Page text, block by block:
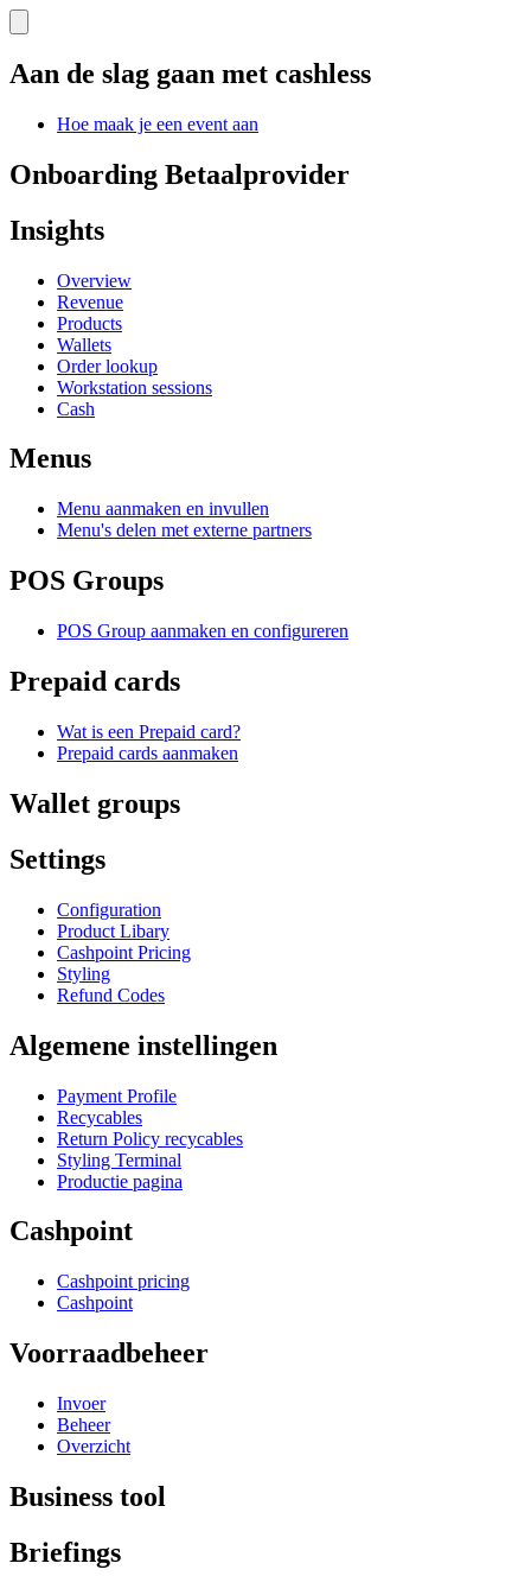
Aan de slag gaan met cashless
Hoe maak je een event aan
Onboarding Betaalprovider
Insights
Overview
Revenue
Products
Wallets
Order lookup
Workstation sessions
Cash
Menus
Menu aanmaken en invullen
Menu's delen met externe partners
POS Groups
POS Group aanmaken en configureren
Prepaid cards
Wat is een Prepaid card?
Prepaid cards aanmaken
Wallet groups
Settings
Configuration
Product Libary
Cashpoint Pricing
Styling
Refund Codes
Algemene instellingen
Payment Profile
Recycables
Return Policy recycables
Styling Terminal
Productie pagina
Cashpoint
Cashpoint pricing
Cashpoint
Voorraadbeheer
Invoer
Beheer
Overzicht
Business tool
Briefings